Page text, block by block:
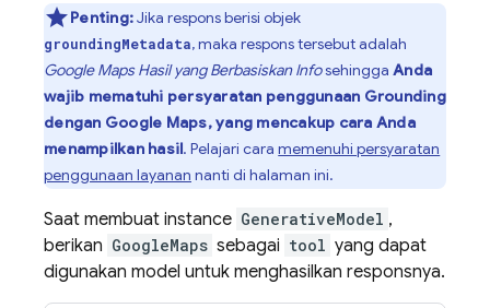
Penting:Jika respons berisi objek
groundingMetadata, maka respons tersebut adalah
Google MapsHasil yang Berbasiskan Infosehingga Anda
wajib mematuhi persyaratan penggunaan Grounding
dengan Google Maps, yang mencakup cara Anda
menampilkan hasil. Pelajari caramemenuhi persyaratan
penggunaan layanan nanti di halaman ini.
Saat membuat instance GenerativeModel ,
berikan GoogleMaps sebagai tool yang dapat
digunakan model untuk menghasilkan responsnya.